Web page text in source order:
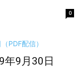
0
9月30日